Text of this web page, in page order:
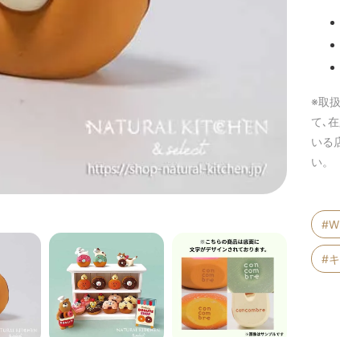
※取
て､
いる
い。
#